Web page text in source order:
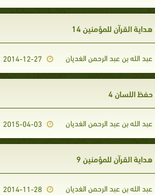
هداية القرآن للمؤمنين 14
عبد الله بن عبد الرحمن الغديان
حفظ اللسان 4
عبد الله بن عبد الرحمن الغديان 2015-04-03
هداية القرآن للمؤمنين 9
عبد الله بن عبد الرحمن الغديان 2014-11-28